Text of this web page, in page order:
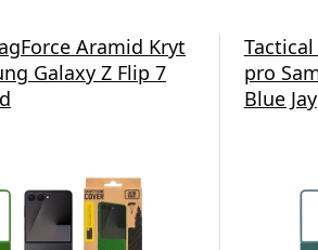
Aramid Kryt
Galaxy Z Flip 7
pro
Blue Jay